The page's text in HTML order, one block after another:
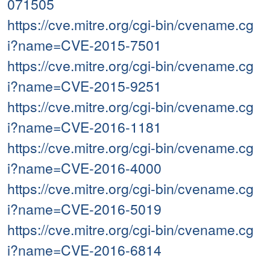
071505
https://cve.mitre.org/cgi-bin/cvename.cg
i?name=CVE-2015-7501
https://cve.mitre.org/cgi-bin/cvename.cg
i?name=CVE-2015-9251
https://cve.mitre.org/cgi-bin/cvename.cg
i?name=CVE-2016-1181
https://cve.mitre.org/cgi-bin/cvename.cg
i?name=CVE-2016-4000
https://cve.mitre.org/cgi-bin/cvename.cg
i?name=CVE-2016-5019
https://cve.mitre.org/cgi-bin/cvename.cg
i?name=CVE-2016-6814